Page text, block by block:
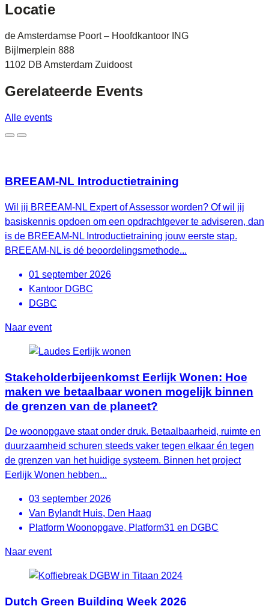
Locatie
de Amsterdamse Poort – Hoofdkantoor ING
Bijlmerplein 888
1102 DB Amsterdam Zuidoost
Gerelateerde Events
Alle events
BREEAM-NL Introductietraining
Wil jij BREEAM-NL Expert of Assessor worden? Of wil jij
basiskennis opdoen om een opdrachtgever te adviseren, dan
is de BREEAM-NL Introductietraining jouw eerste stap.
BREEAM-NL is dé beoordelingsmethode...
01 september 2026
Kantoor DGBC
DGBC
Naar event
Stakeholderbijeenkomst Eerlijk Wonen: Hoe
maken we betaalbaar wonen mogelijk binnen
de grenzen van de planeet?
De woonopgave staat onder druk. Betaalbaarheid, ruimte en
duurzaamheid schuren steeds vaker tegen elkaar én tegen
de grenzen van het huidige systeem. Binnen het project
Eerlijk Wonen hebben...
03 september 2026
Van Bylandt Huis, Den Haag
Platform Woonopgave, Platform31 en DGBC
Naar event
Dutch Green Building Week 2026